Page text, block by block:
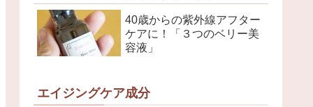
40歳からの紫外線アフター
ケアに！「３つのベリー美
容液」
エイジングケア成分